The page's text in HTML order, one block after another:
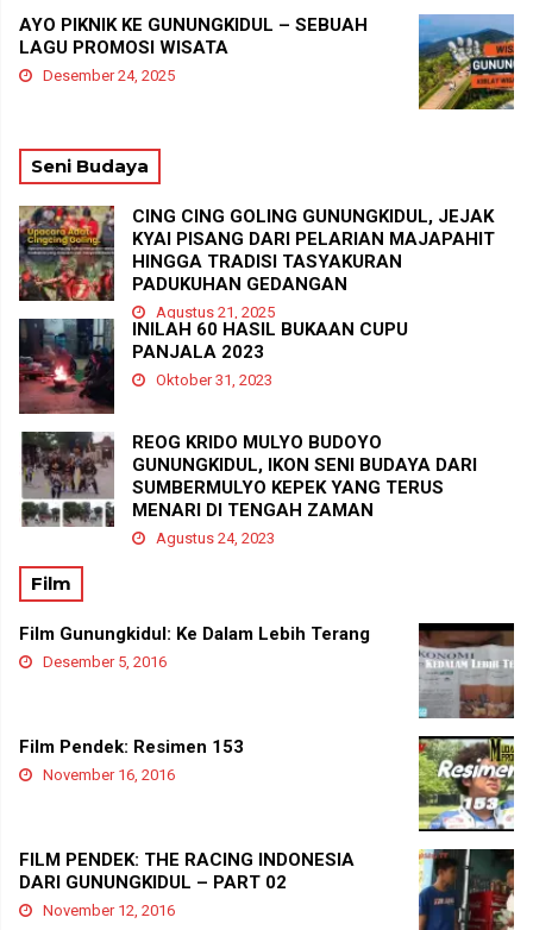
AYO PIKNIK KE GUNUNGKIDUL – SEBUAH
LAGU PROMOSI WISATA
Desember 24, 2025
Seni Budaya
CING CING GOLING GUNUNGKIDUL, JEJAK
KYAI PISANG DARI PELARIAN MAJAPAHIT
HINGGA TRADISI TASYAKURAN
PADUKUHAN GEDANGAN
Agustus 21, 2025
INILAH 60 HASIL BUKAAN CUPU
PANJALA 2023
Oktober 31, 2023
REOG KRIDO MULYO BUDOYO
GUNUNGKIDUL, IKON SENI BUDAYA DARI
SUMBERMULYO KEPEK YANG TERUS
MENARI DI TENGAH ZAMAN
Agustus 24, 2023
Film
Film Gunungkidul: Ke Dalam Lebih Terang
Desember 5, 2016
Film Pendek: Resimen 153
November 16, 2016
FILM PENDEK: THE RACING INDONESIA
DARI GUNUNGKIDUL – PART 02
November 12, 2016